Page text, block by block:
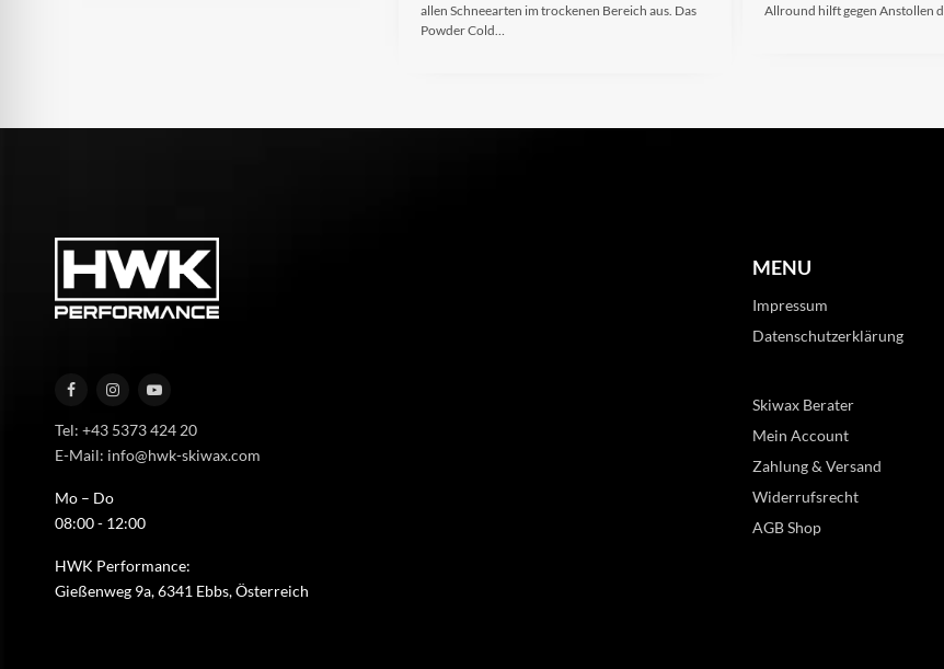
allen Schneearten im trockenen Bereich aus. Das
Powder Cold…
Allround hilft gegen Anstollen
Tel: +43 5373 424 20
E-Mail: info@hwk-skiwax.com
Mo – Do
08:00 - 12:00
HWK Performance:
Gießenweg 9a, 6341 Ebbs, Österreich
MENU
Impressum
Datenschutzerklärung
Skiwax Berater
Mein Account
Zahlung & Versand
Widerrufsrecht
AGB Shop